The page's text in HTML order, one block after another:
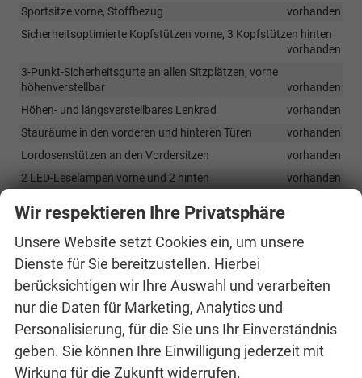
Sportsitze vorne, Stoffbezug
vorhanden
Sicherheitsoptimierte Kopfstützen vorne, 3 Kopfstützen hinten
vorhanden
3-Punkt-Sicherheitsgurte an allen Sitzplätzen, vorne
höhenverstellbar
vorhanden
Höhen- und längsverstellbares Lenkrad
vorhanden
Stauräume in den vorderen und hinteren Türen
vorhanden
Lordosenstützen an den Vordersitzen
vorhanden
2 LED-Leselampen vorne und 2 hinten
vorhanden
Seitenschweller mit R-Logo vorne
Pedalabdeckungen aus Edelstahl
vorhanden
Infotainment & Kommunikation
2 Lautsprecher vorne
VW Connect
vorhanden
eCall
vorhanden
Wir respektieren Ihre Privatsphäre
Unsere Website setzt Cookies ein, um unsere
Dienste für Sie bereitzustellen. Hierbei
berücksichtigen wir Ihre Auswahl und verarbeiten
nur die Daten für Marketing, Analytics und
Personalisierung, für die Sie uns Ihr Einverständnis
geben. Sie können Ihre Einwilligung jederzeit mit
Wirkung für die Zukunft widerrufen.